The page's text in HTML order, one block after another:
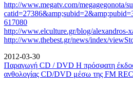
http://www.megatv.com/megagegonota/
617080
http://www.elculture.gr/blog/alexandros-
http://www.thebest.gr/news/index/
2012-03-30
Παραγωγή CD / DVD Η πρόσφατη
ανθολογίας CD/DVD μέσω της FM